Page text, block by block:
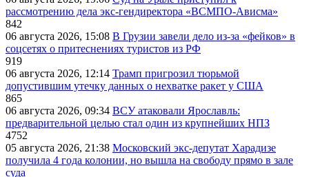
рассмотрению дела экс-гендиректора «ВСМПО-Ависма»
842
06 августа 2026, 15:08 В Грузии завели дело из-за «фейков» в
соцсетях о притеснениях туристов из РФ
919
06 августа 2026, 12:14 Трамп пригрозил тюрьмой
допустившим утечку данных о нехватке ракет у США
865
06 августа 2026, 09:34 ВСУ атаковали Ярославль:
предварительной целью стал один из крупнейших НПЗ
4752
05 августа 2026, 21:38 Московский экс-депутат Харадизе
получила 4 года колонии, но вышла на свободу прямо в зале
суда